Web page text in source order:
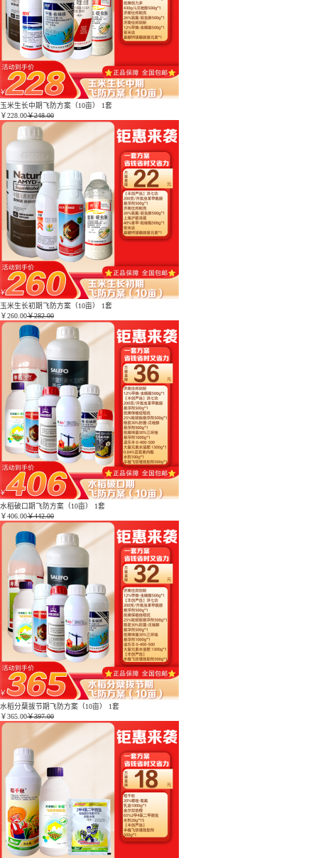
玉米生长中期飞防方案（10亩） 1套
￥228.00￥248.00
玉米生长初期飞防方案（10亩） 1套
￥260.00￥282.00
水稻破口期飞防方案（10亩） 1套
￥406.00￥442.00
水稻分蘖拔节期飞防方案（10亩） 1套
￥365.00￥397.00